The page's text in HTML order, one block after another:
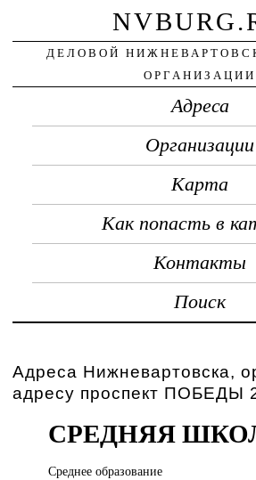
ДЕЛОВОЙ
ОРГАНИЗАЦИИ
Адреса
Организации
Карта
Как попасть в
Контакты
Поиск
Адреса Нижневартовска,
адресу проспект ПОБЕДЫ
СРЕДНЯЯ
Среднее образование